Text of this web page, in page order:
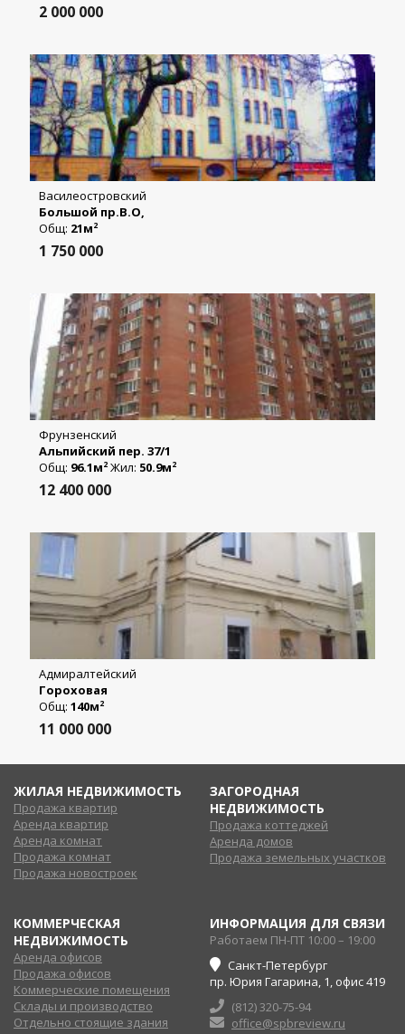
2 000 000
Василеостровский
Большой пр.В.О,
Общ: 21м2
1 750 000
Фрунзенский
Альпийский пер. 37/1
Общ: 96.1м2 Жил: 50.9м2
12 400 000
Адмиралтейский
Гороховая
Общ: 140м2
11 000 000
ЖИЛАЯ НЕДВИЖИМОСТЬ
Продажа квартир
Аренда квартир
Аренда комнат
Продажа комнат
Продажа новостроек
ЗАГОРОДНАЯ
НЕДВИЖИМОСТЬ
Продажа коттеджей
Аренда домов
Продажа земельных участков
КОММЕРЧЕСКАЯ
НЕДВИЖИМОСТЬ
Аренда офисов
Продажа офисов
Коммерческие помещения
Склады и производство
Отдельно стоящие здания
ИНФОРМАЦИЯ ДЛЯ СВЯЗИ
Работаем ПН-ПТ 10:00 – 19:00
Санкт-Петербург
пр. Юрия Гагарина, 1, офис 419
(812) 320-75-94
office@spbreview.ru